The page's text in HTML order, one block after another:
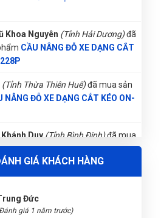
Khoa Nguyên (Tỉnh Hải Dương)đã
CẦU NÂNG ĐỖ XE DẠNG CẮT
(Tỉnh Thừa Thiên Huế)đã mua sản
NÂNG ĐỖ XE DẠNG CẮT KÉO ON-
Duy (Tỉnh Bình Định)đã mua
CẦU NÂNG ĐỖ XE DẠNG CẮT KÉO
CẦU NÂNG ĐỖ XE DẠNG CẮT KÉO
GIÁ KHÁCH HÀNG
Đức
giá 1 năm trước)